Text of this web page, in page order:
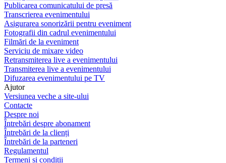
Publicarea comunicatului de presă
Transcrierea evenimentului
Asigurarea sonorizării pentru eveniment
Fotografii din cadrul evenimentului
Filmări de la eveniment
Serviciu de mixare video
Retransmiterea live a evenimentului
Transmiterea live a evenimentului
Difuzarea evenimentului pe TV
Ajutor
Versiunea veche a site-ului
Contacte
Despre noi
Întrebări despre abonament
Întrebări de la clienți
Întrebări de la parteneri
Regulamentul
Termeni și condiții